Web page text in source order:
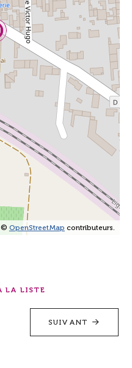
© OpenStreetMap contributeurs.
LA LISTE
SUIVANT